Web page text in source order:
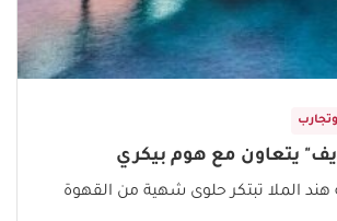
يتعاون مع هوم بيكري
هند الملا تبتكر حلوى شهية من القهوة